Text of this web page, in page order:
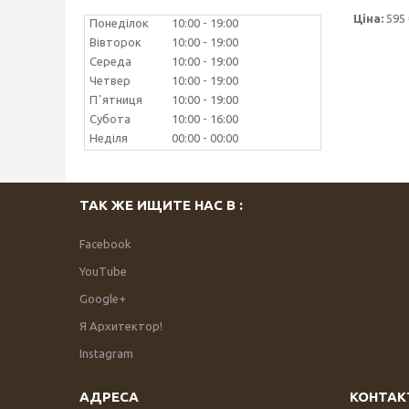
Ціна: 595
Понеділок 10:00
19:00
Вівторок
10:00
19:00
Середа
10:00
19:00
Четвер
10:00
19:00
Пʼятниця
10:00
19:00
Субота
10:00
16:00
Неділя
00:00 00:00
ТАК ЖЕ ИЩИТЕ НАС В :
Facebook
YouTube
Google+
Я Архитектор!
Instagram